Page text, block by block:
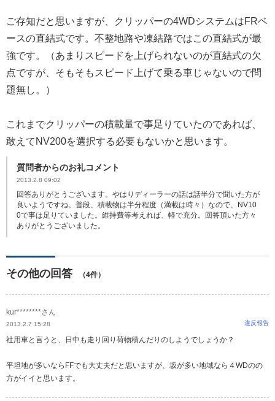
ご存知だと思いますが、クリッパーの4WDシステムはFRベ
ースの直結式です。不整地路や凍結路ではこの直結式が最
強です。（あまりスピードを上げられないのが直結式の欠
点ですが、そもそもスピード上げて乗る車じゃないので問
題無し。）
これまでクリッパーの積載量で事足りていたのであれば、
敢えてNV200を選択する必要もないかと思います。
質問者からのお礼コメント
2013.2.8 09:02
回答ありがとうございます。やはりディーラーの話は話半分で聞いた方が
良いようですね。普段、積載物は半分程度（満載は時々）なので、NV10
0で事は足りていました。維持費等考えれば、軽で充分。回答頂いた方々
ありがとうございました。
その他の回答 （4件）
kur********さん
2013.2.7 15:28 違反報告
社用車と言うと、日中も走り回り荷物積んだりのしようでしょうか？
平坦地が多いならFFでも大丈夫だと思いますが、坂が多い地域なら４WDのの
方がイイと思います。